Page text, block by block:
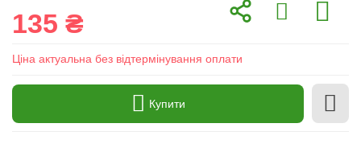
135 ₴
Ціна актуальна без відтермінування оплати
Купити